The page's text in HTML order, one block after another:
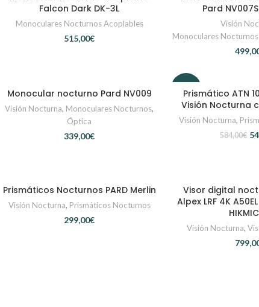
Falcon Dark DK-3L
Monoculares Nocturnos Acoplables
€
Pard
Visión
Monoculares
SELECCIONAR OPCIONES
Monocular nocturno Pard NV009
Visión Nocturna, Monoculares Nocturnos,
Óptica
€
-6%
AÑADIR AL
Prismático ATN
Visión Nocturna
Visión Nocturna,
584,00€
SELECCIONAR OPCIONES
Prismáticos Nocturnos PARD Merlin
Visión Nocturna, Prismáticos Nocturnos
€
AÑADIR AL
Visor digital
Alpex LRF 4K
Visión Nocturna,